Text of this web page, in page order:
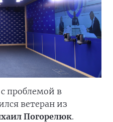
проблемой в
ветеран из
Погорелюк.